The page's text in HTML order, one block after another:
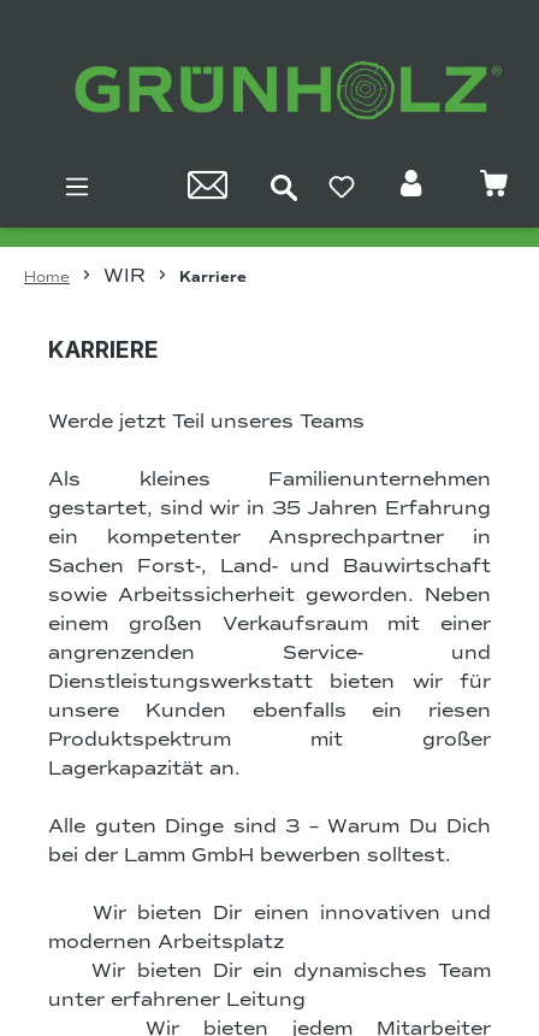
Home WIR Karriere
KARRIERE
Werde jetzt Teil unseres Teams
Als kleines Familienunternehmen
gestartet, sind wir in 35 Jahren Erfahrung
ein kompetenter Ansprechpartner in
Sachen Forst-, Land- und Bauwirtschaft
sowie Arbeitssicherheit geworden. Neben
einem großen Verkaufsraum mit einer
angrenzenden Service- und
Dienstleistungswerkstatt bieten wir für
unsere Kunden ebenfalls ein riesen
Produktspektrum mit großer
Lagerkapazität an.
Alle guten Dinge sind 3 – Warum Du Dich
bei der Lamm GmbH bewerben solltest.
Wir bieten Dir einen innovativen und
modernen Arbeitsplatz
Wir bieten Dir ein dynamisches Team
unter erfahrener Leitung
Wir bieten jedem Mitarbeiter